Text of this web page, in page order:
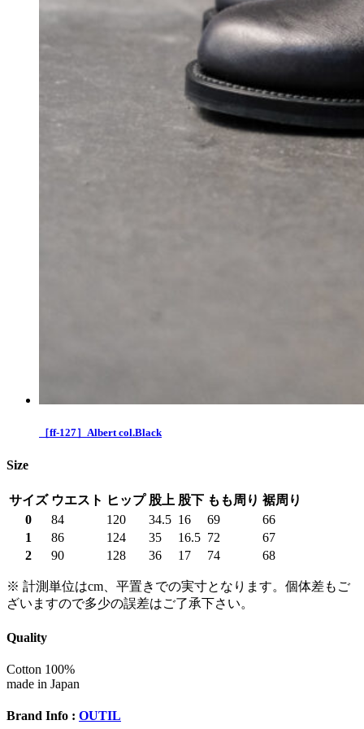
［ff-127］Albert col.Black
Size
サイズ ウエスト ヒップ 股上 股下 もも周り 裾周り
0
84 120 34.5 16 69
66
1
86 124 35 16.5 72
67
2
90 128 36 17 74 68
※ 計測単位はcm、平置きでの実寸となります。個体差もご
ざいますので多少の誤差はご了承下さい。
Quality
Cotton 100%
made in Japan
Brand Info : OUTIL